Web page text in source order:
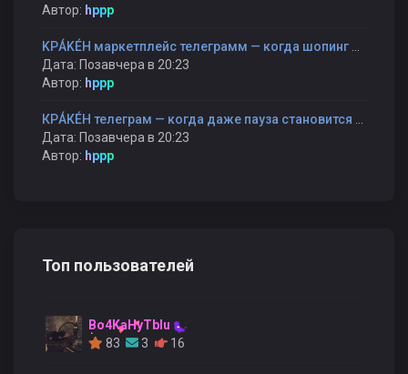
Автор: hppp
Дата: Позавчера в 20:23
Автор: hppp
Дата: Позавчера в 20:23
Автор: hppp
Топ пользователей
Bo4KaHyTblu
83
3 16